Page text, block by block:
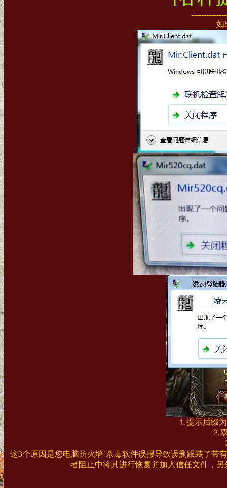
如
⒈提示后缀为
⒉
这3个原因是您电脑防火墙`杀毒软件误报导致误删跟装了带
者阻止中将其进行恢复并加入信任文件，另